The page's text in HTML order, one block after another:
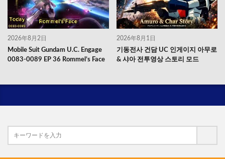
2026年8月2日
Mobile Suit Gundam U.C. Engage
0083-0089 EP 36 Rommel’s Face
2026年8月1日
기동전사 건담 UC 인게이지 아무로
& 샤아 전투영상 스토리 모드